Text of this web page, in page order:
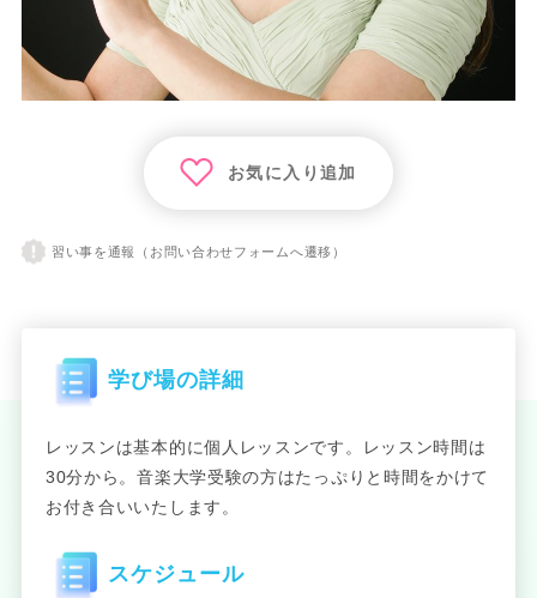
お気に入り追加
習い事を通報（お問い合わせフォームへ遷移）
学び場の詳細
レッスンは基本的に個人レッスンです。レッスン時間は
30分から。音楽大学受験の方はたっぷりと時間をかけて
お付き合いいたします。
スケジュール